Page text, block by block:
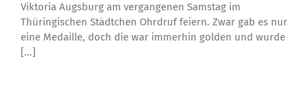
Viktoria Augsburg am vergangenen Samstag im
Thüringischen Städtchen Ohrdruf feiern. Zwar gab es nur
eine Medaille, doch die war immerhin golden und wurde
[...]